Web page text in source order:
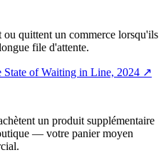
ou quittent un commerce lorsqu'ils
file d'attente.
of Waiting in Line, 2024 ↗
un produit supplémentaire
— votre panier moyen